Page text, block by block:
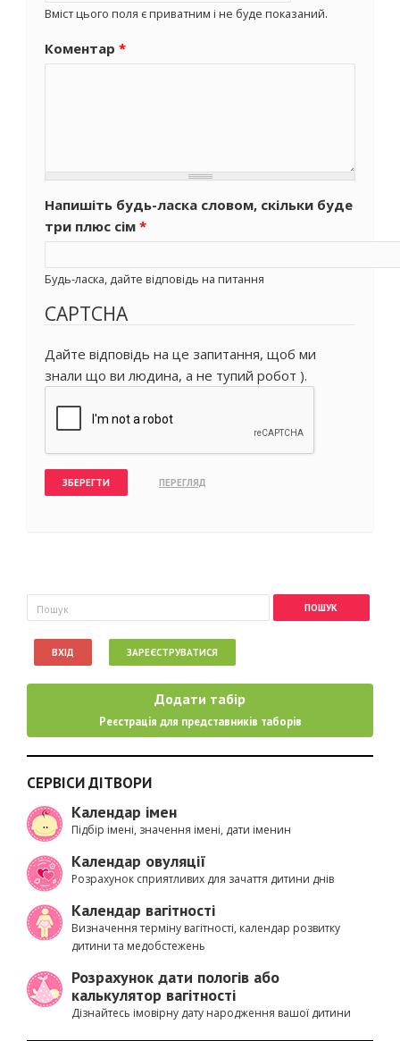
Вміст цього поля є приватним і не буде показаний.
Коментар *
Напишіть будь-ласка словом, скільки буде
три плюс сім *
Будь-ласка, дайте відповідь на питання
CAPTCHA
Дайте відповідь на це запитання, щоб ми
знали що ви людина, а не тупий робот ).
Пошукова форма
Пошук
ВХІД ЗАРЕЄСТРУВАТИСЯ
Додати табір
Реєстрація для представників таборів
СЕРВІСИ ДІТВОРИ
Календар імен
Підбір імені, значення імені, дати іменин
Календар овуляції
Розрахунок сприятливих для зачаття дитини днів
Календар вагітності
Визначення терміну вагітності, календар розвитку
дитини та медобстежень
Розрахунок дати пологів або
калькулятор вагітності
Дізнайтесь імовірну дату народження вашої дитини